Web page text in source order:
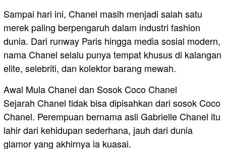
Sampai hari ini, Chanel masih menjadi salah satu
merek paling berpengaruh dalam industri fashion
dunia. Dari runway Paris hingga media sosial modern,
nama Chanel selalu punya tempat khusus di kalangan
elite, selebriti, dan kolektor barang mewah.
Awal Mula Chanel dan Sosok Coco Chanel
Sejarah Chanel tidak bisa dipisahkan dari sosok Coco
Chanel. Perempuan bernama asli Gabrielle Chanel itu
lahir dari kehidupan sederhana, jauh dari dunia
glamor yang akhirnya ia kuasai.